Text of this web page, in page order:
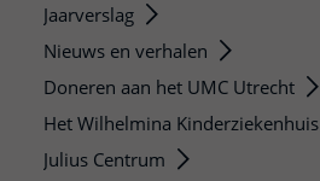
Jaarverslag
Nieuws en verhalen
Doneren aan het UMC Utrecht
Het Wilhelmina Kinderziekenhuis
Julius Centrum